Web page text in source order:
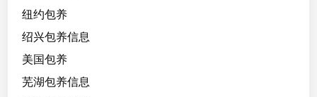
纽约包养
绍兴包养信息
美国包养
芜湖包养信息